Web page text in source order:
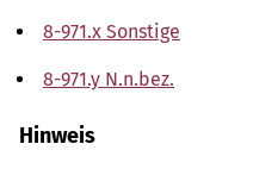
8-971.x Sonstige
8-971.y N.n.bez.
Hinweis